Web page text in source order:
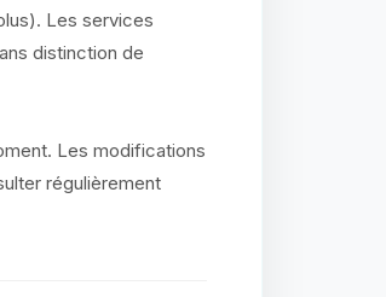
Les services
distinction de
Les modifications
régulièrement